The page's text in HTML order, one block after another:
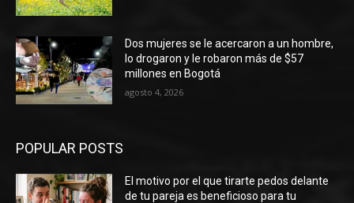
Dos mujeres se le acercaron a un hombre,
lo drogaron y le robaron más de $57
millones en Bogotá
agosto 4, 2026
POPULAR POSTS
El motivo por el que tirarte pedos delante
de tu pareja es beneficioso para tu